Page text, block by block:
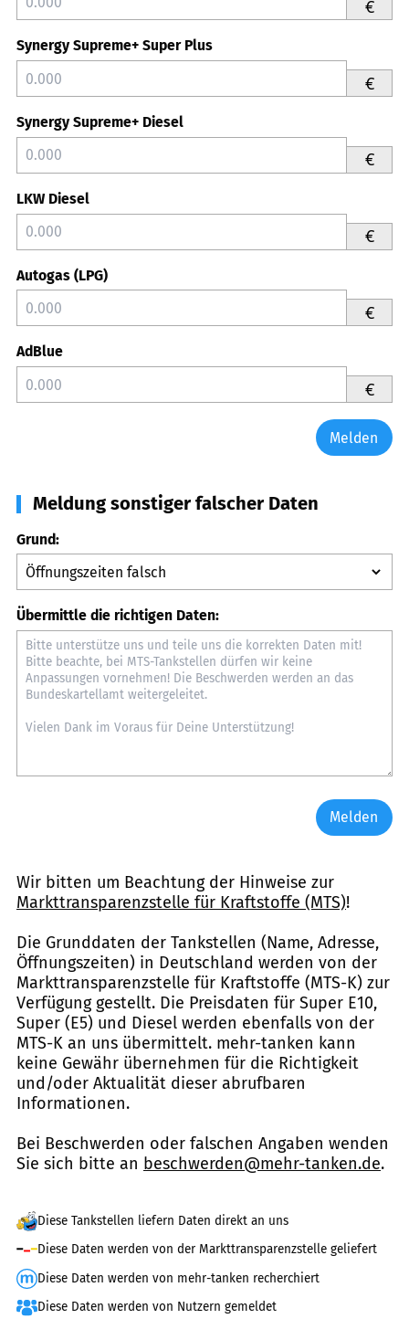
€
Synergy Supreme+ Super Plus
€
Synergy Supreme+ Diesel
€
LKW Diesel
€
Autogas (LPG)
€
AdBlue
€
Melden
Meldung sonstiger falscher Daten
Grund:
Übermittle die richtigen Daten:
Melden
Wir bitten um Beachtung der Hinweise zur
Markttransparenzstelle für Kraftstoffe (MTS)!
Die Grunddaten der Tankstellen (Name, Adresse,
Öffnungszeiten) in Deutschland werden von der
Markttransparenzstelle für Kraftstoffe (MTS-K) zur
Verfügung gestellt. Die Preisdaten für Super E10,
Super (E5) und Diesel werden ebenfalls von der
MTS-K an uns übermittelt. mehr-tanken kann
keine Gewähr übernehmen für die Richtigkeit
und/oder Aktualität dieser abrufbaren
Informationen.
Bei Beschwerden oder falschen Angaben wenden
Sie sich bitte an beschwerden@mehr-tanken.de.
Diese Tankstellen liefern Daten direkt an uns
Diese Daten werden von der Markttransparenzstelle geliefert
Diese Daten werden von mehr-tanken recherchiert
Diese Daten werden von Nutzern gemeldet